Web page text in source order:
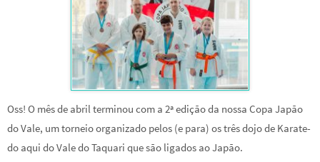
Oss! O mês de abril terminou com a 2ª edição da nossa Copa Japão
do Vale, um torneio organizado pelos (e para) os três dojo de Karate-
do aqui do Vale do Taquari que são ligados ao Japão.